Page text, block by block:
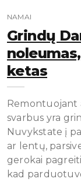
NAMAI
Grindų
Ketas
Remontuojant
svarbus yra
Nuvykstate į
ar lentų,
gerokai
kad